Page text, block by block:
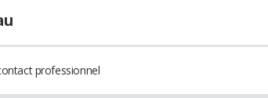
professionnel